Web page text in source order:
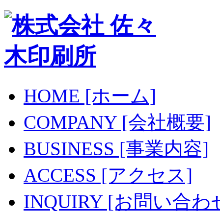
HOME [ホーム]
COMPANY [会社概要]
BUSINESS [事業内容]
ACCESS [アクセス]
INQUIRY [お問い合わ